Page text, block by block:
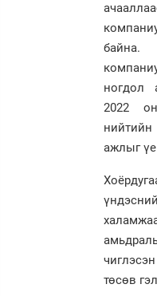
ногдол
2022
ажлыг үе
төсөв